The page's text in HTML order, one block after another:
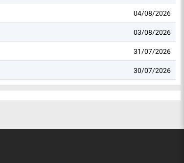
04/08/2026
03/08/2026
31/07/2026
30/07/2026